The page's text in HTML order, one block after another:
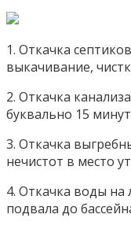
1. Откачка
выкачивание,
2. Откачка
буквально 15
3. Откачка
нечистот в место
4. Откачка воды на
подвала до